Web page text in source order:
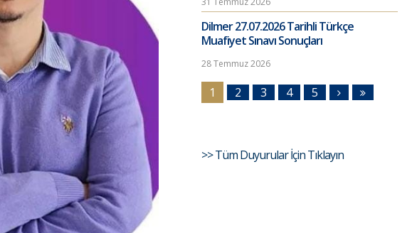
Dilmer 27.07.2026 Tarihli Türkçe
Muafiyet Sınavı Sonuçları
28 Temmuz 2026
1 2 3 4 5
>> Tüm Duyurular İçin Tıklayın